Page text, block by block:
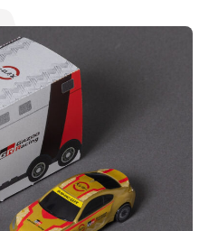
プライバシーポリシー